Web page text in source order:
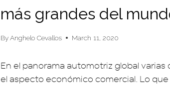
más grandes del
ByAnghelo Cevallos March 11, 2020
En el panorama automotriz global
el aspecto económico comercial. Lo